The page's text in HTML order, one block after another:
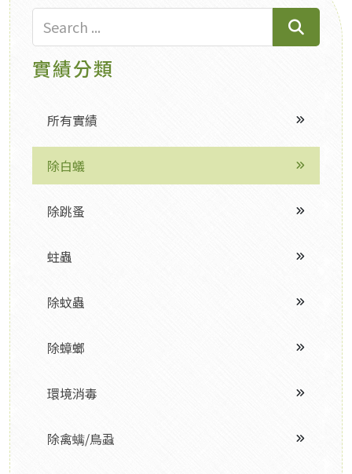
實績分類
所有實績
除白蟻
除跳蚤
蛀蟲
除蚊蟲
除蟑螂
環境消毒
除禽螨/鳥蝨